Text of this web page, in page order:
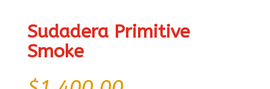
Sudadera Primitive
Smoke